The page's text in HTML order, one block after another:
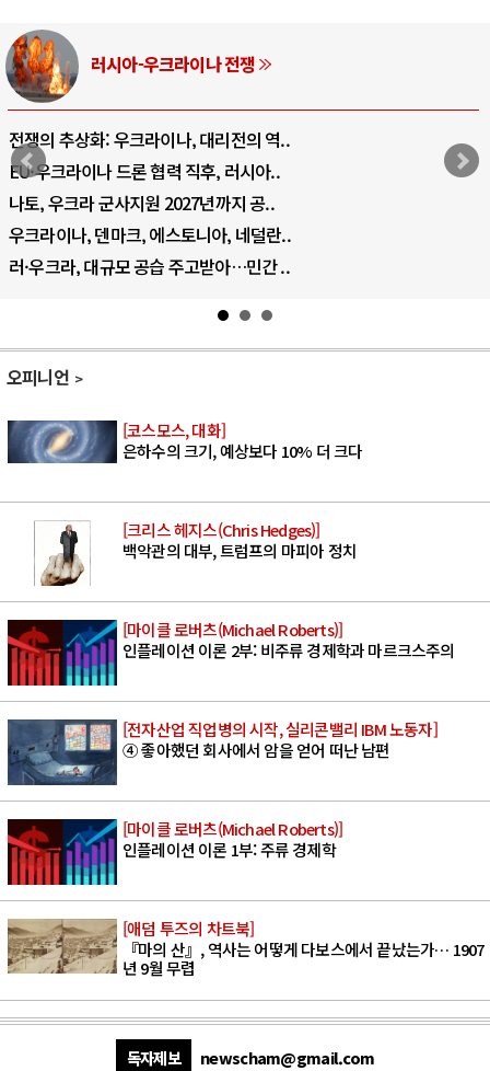
전쟁
전의 역..
러시아..
지 공..
, 네덜란..
…민간 ..
호르무즈 갈등 격화, 트럼프 정
호르무즈 해협 통행료를 철회
트럼프, 이란 압박수단 한계
하마스, 가자 통치권 이양으로
오피니언
[코스모스, 대화]
은하수의 크기, 예상보다 10% 더 크다
[크리스 헤지스(Chris Hedges)]
백악관의 대부, 트럼프의 마피아 정치
[마이클 로버츠(Michael Roberts)]
인플레이션 이론 2부: 비주류 경제학과 마르크스주의
[전자산업 직업병의 시작, 실리콘밸리 IBM 노동자]
④ 좋아했던 회사에서 암을 얻어 떠난 남편
[마이클 로버츠(Michael Roberts)]
인플레이션 이론 1부: 주류 경제학
[애덤 투즈의 차트북]
『마의 산』, 역사는 어떻게 다보스에서 끝났는가… 1907
년 9월 무렵
독자제보 newscham@gmail.com